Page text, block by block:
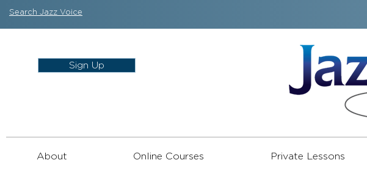
Search Jazz Voice
Sign Up
About Online Courses Private Lessons